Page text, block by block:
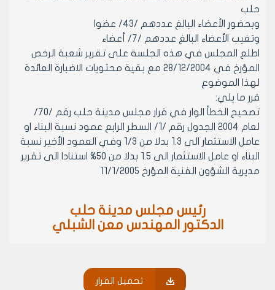
حلب
وبحضور الأعضاء البالغ عددهم /43/ عضوا
وتغيب الأعضاء البالغ عددهم /7/ أعضاء
اطلع المجلس في هذه الجلسة على تقرير شعبة الرخص
المؤرخ في 28/12/2004 مع بقية محتويات الاضبارة العائدة
لهذا الموضوع
قرر ما يلي:
تصحيح الخطأ الوار في قرار مجلس مدينة حلب رقم /70/
لعام 2004 الجدول رقم /1/ السطر الرابع عمود نسبة البناء او
عامل الاستثمار الى 1.3 بدلا من 1/3 وفي العمود الأخير نسبة
البناء او عامل الاستثمار الى 1.5 بدلا من 50% استنادا الى تقرير
مديرية الشؤون الفنية المؤرخ 11/1/2005
رئيس مجلس مدينة حلب
الدكتور المهندس معن الشبلي
تحميل القرار